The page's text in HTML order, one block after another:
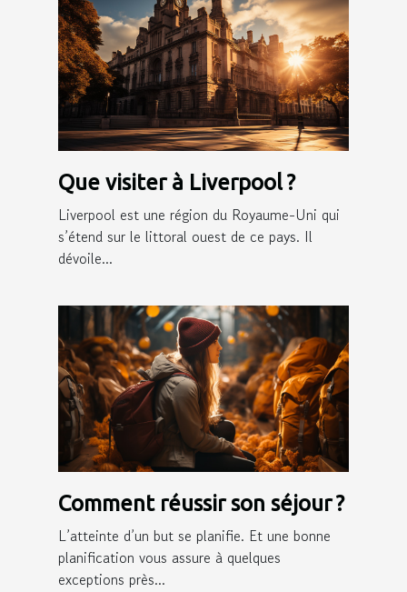
Que visiter à Liverpool ?
Liverpool est une région du Royaume-Uni qui
s’étend sur le littoral ouest de ce pays. Il
dévoile...
Comment réussir son séjour ?
L’atteinte d’un but se planifie. Et une bonne
planification vous assure à quelques
exceptions près...